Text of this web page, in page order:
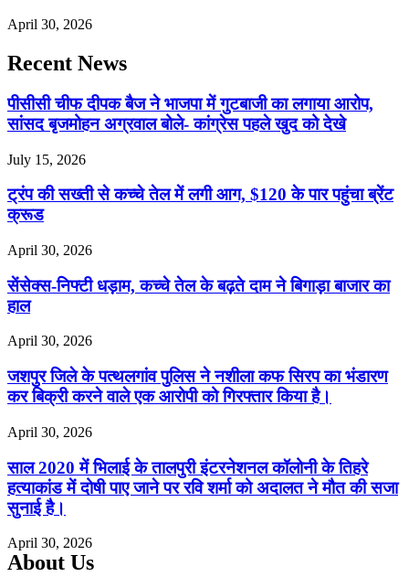
April 30, 2026
Recent News
पीसीसी चीफ दीपक बैज ने भाजपा में गुटबाजी का लगाया आरोप,
सांसद बृजमोहन अग्रवाल बोले- कांग्रेस पहले खुद को देखे
July 15, 2026
ट्रंप की सख्ती से कच्चे तेल में लगी आग, $120 के पार पहुंचा ब्रेंट
क्रूड
April 30, 2026
सेंसेक्स-निफ्टी धड़ाम, कच्चे तेल के बढ़ते दाम ने बिगाड़ा बाजार का
हाल
April 30, 2026
जशपुर जिले के पत्थलगांव पुलिस ने नशीला कफ सिरप का भंडारण
कर बिक्री करने वाले एक आरोपी को गिरफ्तार किया है।
April 30, 2026
साल 2020 में भिलाई के तालपुरी इंटरनेशनल कॉलोनी के तिहरे
हत्याकांड में दोषी पाए जाने पर रवि शर्मा को अदालत ने मौत की सजा
सुनाई है।
April 30, 2026
About Us